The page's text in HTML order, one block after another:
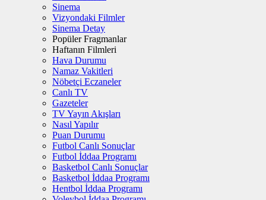
Sinema
Vizyondaki Filmler
Sinema Detay
Popüler Fragmanlar
Haftanın Filmleri
Hava Durumu
Namaz Vakitleri
Nöbetçi Eczaneler
Canlı TV
Gazeteler
TV Yayın Akışları
Nasıl Yapılır
Puan Durumu
Futbol Canlı Sonuçlar
Futbol İddaa Programı
Basketbol Canlı Sonuçlar
Basketbol İddaa Programı
Hentbol İddaa Programı